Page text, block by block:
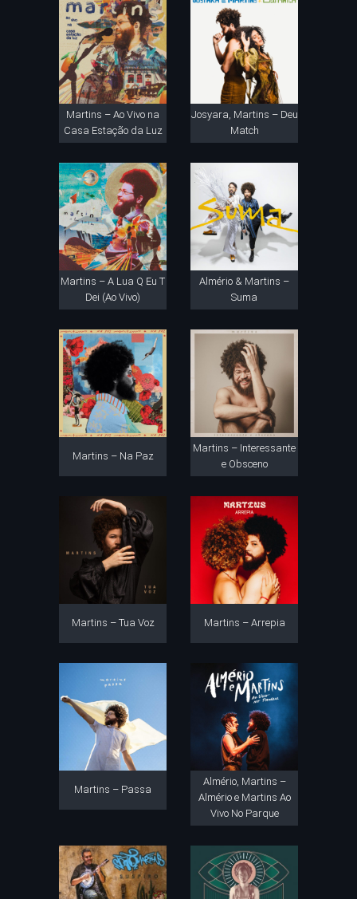
Martins – Ao Vivo na
Casa Estação da Luz
Josyara, Martins – Deu
Match
Martins – A Lua Q Eu T
Dei (Ao Vivo)
Almério & Martins –
Suma
Martins – Na Paz
Martins – Interessante
e Obsceno
Martins – Tua Voz Martins – Arrepia
Martins – Passa
Almério, Martins –
Almério e Martins Ao
Vivo No Parque